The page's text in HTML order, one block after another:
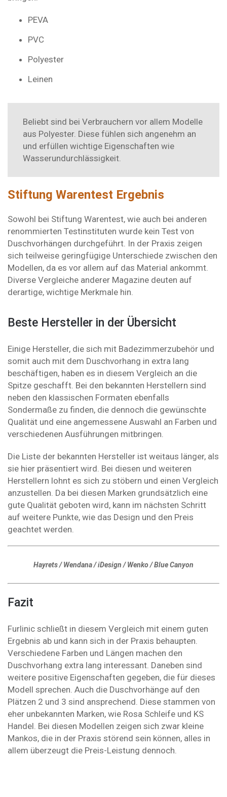
PEVA
PVC
Polyester
Leinen
Beliebt sind bei Verbrauchern vor allem Modelle
aus Polyester. Diese fühlen sich angenehm an
und erfüllen wichtige Eigenschaften wie
Wasserundurchlässigkeit.
Stiftung Warentest Ergebnis
Sowohl bei Stiftung Warentest, wie auch bei anderen
renommierten Testinstituten wurde kein Test von
Duschvorhängen durchgeführt. In der Praxis zeigen
sich teilweise geringfügige Unterschiede zwischen den
Modellen, da es vor allem auf das Material ankommt.
Diverse Vergleiche anderer Magazine deuten auf
derartige, wichtige Merkmale hin.
Beste Hersteller in der Übersicht
Einige Hersteller, die sich mit Badezimmerzubehör und
somit auch mit dem Duschvorhang in extra lang
beschäftigen, haben es in diesem Vergleich an die
Spitze geschafft. Bei den bekannten Herstellern sind
neben den klassischen Formaten ebenfalls
Sondermaße zu finden, die dennoch die gewünschte
Qualität und eine angemessene Auswahl an Farben und
verschiedenen Ausführungen mitbringen.
Die Liste der bekannten Hersteller ist weitaus länger, als
sie hier präsentiert wird. Bei diesen und weiteren
Herstellern lohnt es sich zu stöbern und einen Vergleich
anzustellen. Da bei diesen Marken grundsätzlich eine
gute Qualität geboten wird, kann im nächsten Schritt
auf weitere Punkte, wie das Design und den Preis
geachtet werden.
Hayrets / Wendana / iDesign / Wenko / Blue Canyon
Fazit
Furlinic schließt in diesem Vergleich mit einem guten
Ergebnis ab und kann sich in der Praxis behaupten.
Verschiedene Farben und Längen machen den
Duschvorhang extra lang interessant. Daneben sind
weitere positive Eigenschaften gegeben, die für dieses
Modell sprechen. Auch die Duschvorhänge auf den
Plätzen 2 und 3 sind ansprechend. Diese stammen von
eher unbekannten Marken, wie Rosa Schleife und KS
Handel. Bei diesen Modellen zeigen sich zwar kleine
Mankos, die in der Praxis störend sein können, alles in
allem überzeugt die Preis-Leistung dennoch.